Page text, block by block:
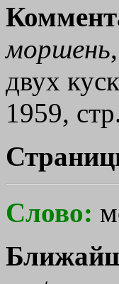
моршень
двух
1959,
Слово: